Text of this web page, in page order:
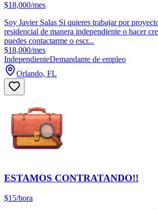
$18,000/mes
Soy Javier Salas Si quieres trabajar por
residencial de manera independiente o hacer
puedes contactarme o escr...
$18,000/mes
IndependienteDemandante de empleo
Orlando, FL
ESTAMOS CONTRATANDO!!
$15/hora